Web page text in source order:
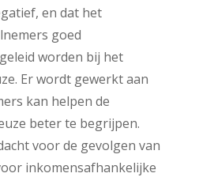
en dat het
goed
worden bij het
Er wordt gewerkt aan
kan helpen de
beter te begrijpen.
voor de gevolgen van
inkomensafhankelijke